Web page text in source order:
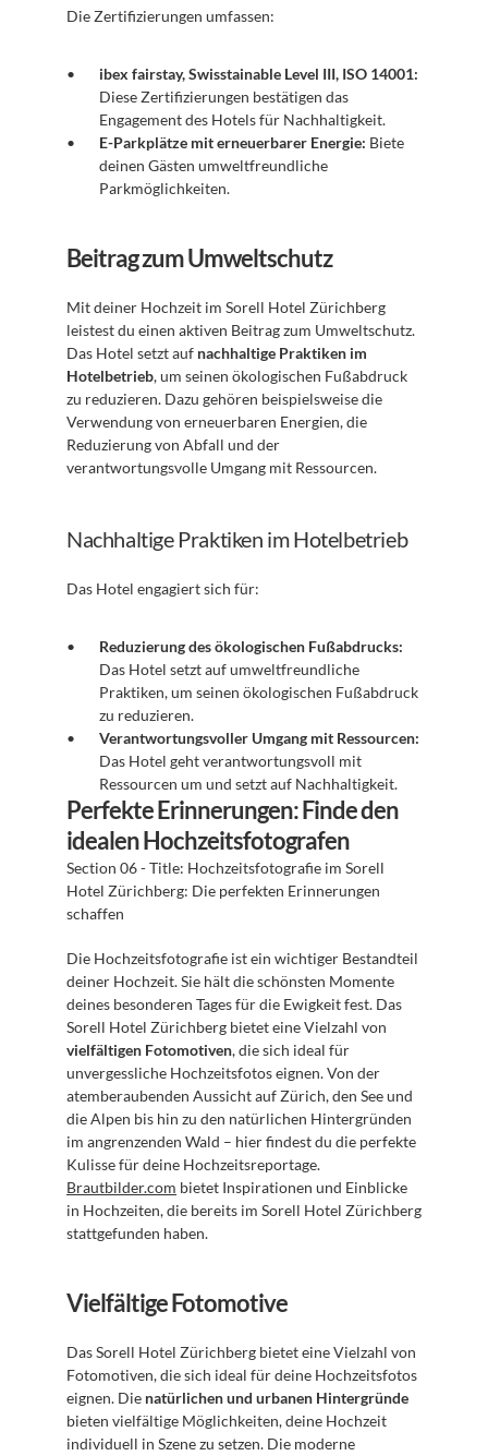
Die Zertifizierungen umfassen:
ibex fairstay, Swisstainable Level III, ISO 14001:
Diese Zertifizierungen bestätigen das
Engagement des Hotels für Nachhaltigkeit.
E-Parkplätze mit erneuerbarer Energie: Biete
deinen Gästen umweltfreundliche
Parkmöglichkeiten.
Beitrag zum Umweltschutz
Mit deiner Hochzeit im Sorell Hotel Zürichberg
leistest du einen aktiven Beitrag zum Umweltschutz.
Das Hotel setzt auf nachhaltige Praktiken im
Hotelbetrieb, um seinen ökologischen Fußabdruck
zu reduzieren. Dazu gehören beispielsweise die
Verwendung von erneuerbaren Energien, die
Reduzierung von Abfall und der
verantwortungsvolle Umgang mit Ressourcen.
Nachhaltige Praktiken im Hotelbetrieb
Das Hotel engagiert sich für:
Reduzierung des ökologischen Fußabdrucks:
Das Hotel setzt auf umweltfreundliche
Praktiken, um seinen ökologischen Fußabdruck
zu reduzieren.
Verantwortungsvoller Umgang mit Ressourcen:
Das Hotel geht verantwortungsvoll mit
Ressourcen um und setzt auf Nachhaltigkeit.
Perfekte Erinnerungen: Finde den
idealen Hochzeitsfotografen
Section 06 - Title: Hochzeitsfotografie im Sorell
Hotel Zürichberg: Die perfekten Erinnerungen
schaffen
Die Hochzeitsfotografie ist ein wichtiger Bestandteil
deiner Hochzeit. Sie hält die schönsten Momente
deines besonderen Tages für die Ewigkeit fest. Das
vielfältigen Fotomotiven, die sich ideal für
unvergessliche Hochzeitsfotos eignen. Von der
atemberaubenden Aussicht auf Zürich, den See und
die Alpen bis hin zu den natürlichen Hintergründen
im angrenzenden Wald – hier findest du die perfekte
Brautbilder.com bietet Inspirationen und Einblicke
in Hochzeiten, die bereits im Sorell Hotel Zürichberg
stattgefunden haben.
Vielfältige Fotomotive
Das Sorell Hotel Zürichberg bietet eine Vielzahl von
Fotomotiven, die sich ideal für deine Hochzeitsfotos
eignen. Die natürlichen und urbanen Hintergründe
bieten vielfältige Möglichkeiten, deine Hochzeit
individuell in Szene zu setzen. Die moderne